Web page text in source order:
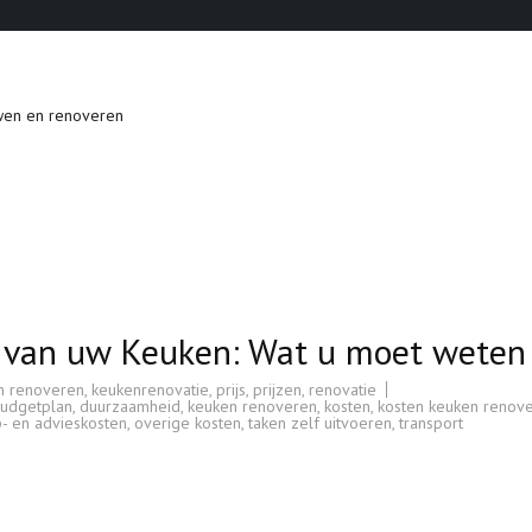
en renoveren
uw Keuken: Wat u moet weten
renoveren keukenrenovatie prijs prijzen renovatie
, duurzaamheid, keuken renoveren, kosten, kosten keuken
en advieskosten, overige kosten,taken zelf uitvoeren,transport